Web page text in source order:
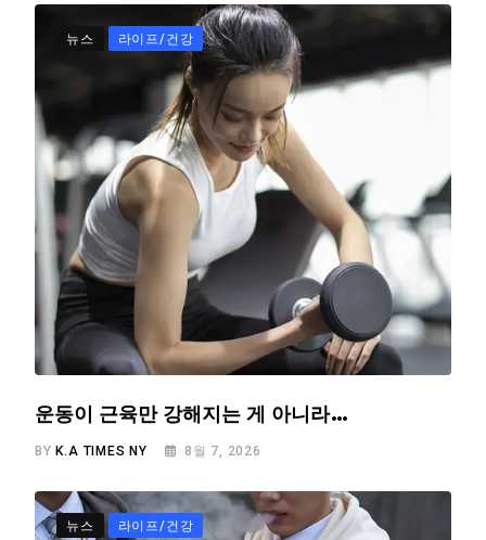
뉴스 라이프/건강
운동이 근육만 강해지는 게 아니라…
BY K.A TIMES NY 8월 7, 2026
뉴스 라이프/건강